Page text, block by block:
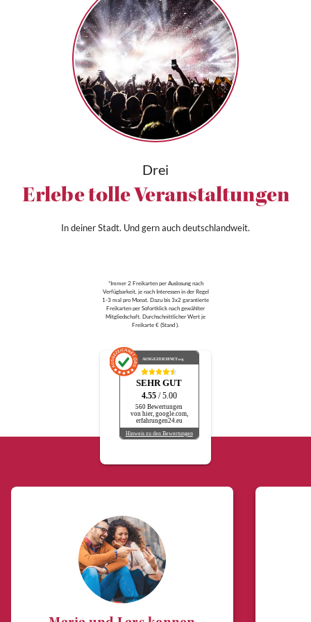
Drei
Erlebe tolle Veranstaltungen
In deiner Stadt. Und gern auch deutschlandweit.
*Immer 2 Freikarten per Auslosung nach
Verfügbarkeit, je nach Interessen in der Regel
1-3 mal pro Monat. Dazu bis 3x2 garantierte
Freikarten per Sofortklick nach gewählter
Mitgliedschaft. Durchschnittlicher Wert je
Freikarte € (Stand ).
AUSGEZEICHNET.org
SEHR GUT
4.55 / 5.00
560 Bewertungen
von hier, google.com,
erfahrungen24.eu
Hinweis zu den Bewertungen